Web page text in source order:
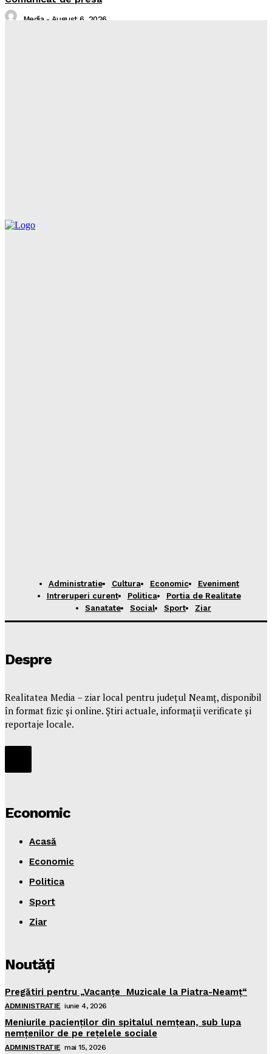
Media - August 6, 2026
Administratie Cultura Economic
Eveniment
Intreruperi curent
Politica
Portia de Realitate
Sanatate
Social Sport Ziar
Despre
Realitatea Media – ziar local pentru județul Neamț, disponibil
în format fizic și online. Știri actuale, informații verificate și
reportaje locale.
Economic
Acasă
Economic
Politica
Sport
Ziar
Noutăţi
Pregătiri pentru „Vacanţe Muzicale la Piatra-Neamţ“
ADMINISTRATIE iunie 4, 2026
Meniurile pacienţilor din spitalul nemţean, sub lupa
nemţenilor de pe reţelele sociale
ADMINISTRATIE mai 15, 2026